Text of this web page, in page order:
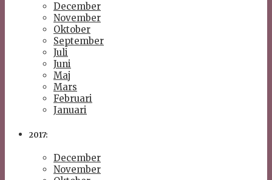
December
November
Oktober
September
Juli
Juni
Maj
Mars
Februari
Januari
2017:
December
November